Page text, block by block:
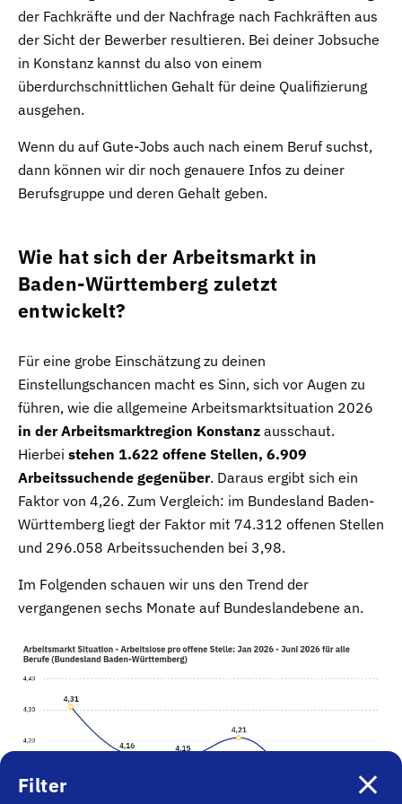
Filter
der Fachkräfte und der Nachfrage nach Fachkräften aus
der Sicht der Bewerber resultieren. Bei deiner Jobsuche
in Konstanz kannst du also von einem
überdurchschnittlichen Gehalt für deine Qualifizierung
ausgehen.
Wenn du auf Gute-Jobs auch nach einem Beruf suchst,
dann können wir dir noch genauere Infos zu deiner
Berufsgruppe und deren Gehalt geben.
Wie hat sich der Arbeitsmarkt in
Baden-Württemberg zuletzt
entwickelt?
Für eine grobe Einschätzung zu deinen
Einstellungschancen macht es Sinn, sich vor Augen zu
führen, wie die allgemeine Arbeitsmarktsituation 2026
in der Arbeitsmarktregion Konstanz ausschaut.
Hierbei stehen 1.622 offene Stellen, 6.909
Arbeitssuchende gegenüber. Daraus ergibt sich ein
Faktor von 4,26. Zum Vergleich: im Bundesland Baden-
Württemberg liegt der Faktor mit 74.312 offenen Stellen
und 296.058 Arbeitssuchenden bei 3,98.
Im Folgenden schauen wir uns den Trend der
vergangenen sechs Monate auf Bundeslandebene an.